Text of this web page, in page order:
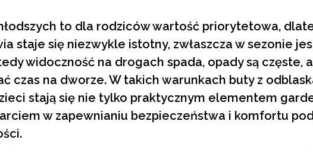
to dla rodziców wartość priorytetowa,
staje się niezwykle istotny, zwłaszcza w sezonie
widoczność na drogach spada, opady są częste,
czas na dworze. W takich warunkach buty z
stają się nie tylko praktycznym elementem
w zapewnianiu bezpieczeństwa i komfortu